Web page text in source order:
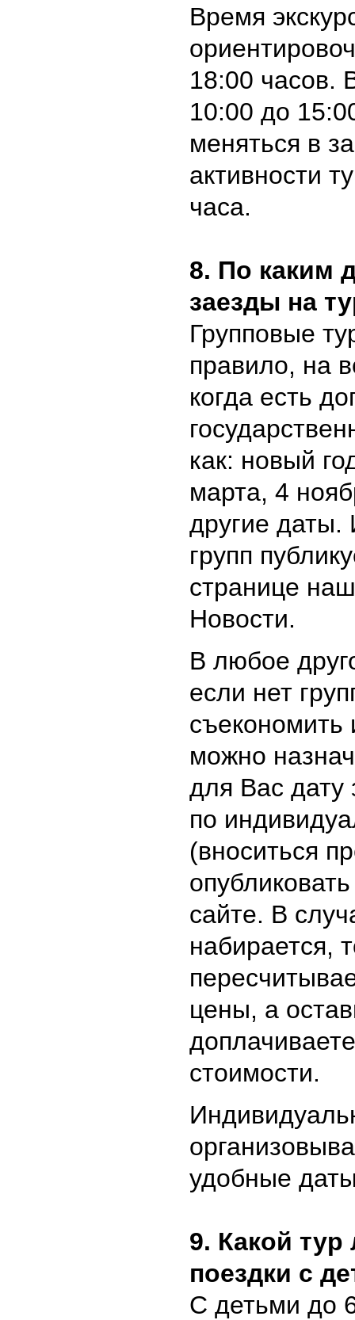
Время
18:00 часов.
10:00 до
меняться в
активности
часа.
8. По каким
заезды на
Групповые
правило, на
когда есть
как: новый
марта, 4
другие
групп
странице
Новости.
В любое
если нет
съекономить
можно
для Вас дату
по
(вноситься
сайте. В
набирается,
цены, а
стоимости.
удобные
9. Какой
поездки с
С детьми до